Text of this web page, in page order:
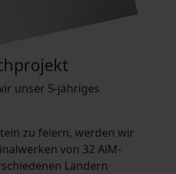
unser 5-jähriges
zu feiern, werden wir
von 32 AiM-
Ländern